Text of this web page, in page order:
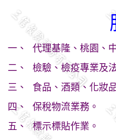
一、 代理基隆、桃園、
二、
檢驗、檢疫專業及
三、
食品、酒類、化妝
四、
保稅物流業務。
五、
標示標貼作業。